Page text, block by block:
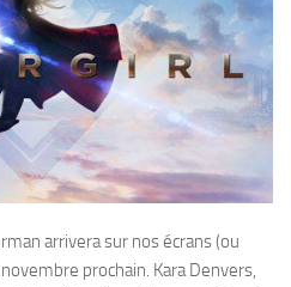
arrivera sur nos écrans (ou
prochain. Kara Denvers,